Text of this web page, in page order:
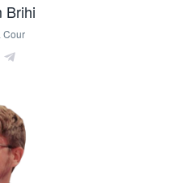
Brihi
Cour